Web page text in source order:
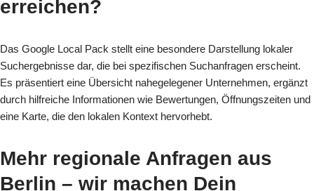
erreichen?
Das Google Local Pack stellt eine besondere Darstellung lokaler
Suchergebnisse dar, die bei spezifischen Suchanfragen erscheint.
Es präsentiert eine Übersicht nahegelegener Unternehmen, ergänzt
durch hilfreiche Informationen wie Bewertungen, Öffnungszeiten und
eine Karte, die den lokalen Kontext hervorhebt.
Mehr regionale Anfragen aus
Berlin – wir machen Dein